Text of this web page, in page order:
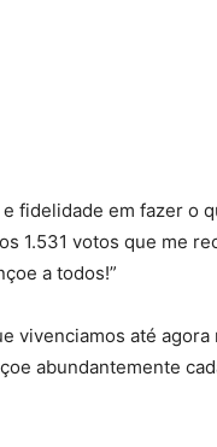
fidelidade em fazer o
1.531 votos que me
a todos!”
vivenciamos até agora
abundantemente